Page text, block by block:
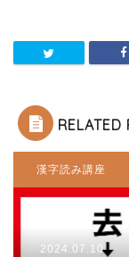
RELATED
漢字読み講座
2024.07.10